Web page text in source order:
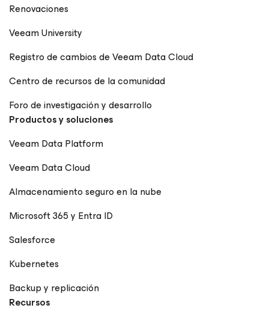
Renovaciones
Veeam University
Registro de cambios de Veeam Data Cloud
Centro de recursos de la comunidad
Foro de investigación y desarrollo
Productos y soluciones
Veeam Data Platform
Veeam Data Cloud
Almacenamiento seguro en la nube
Microsoft 365 y Entra ID
Salesforce
Kubernetes
Backup y replicación
Recursos